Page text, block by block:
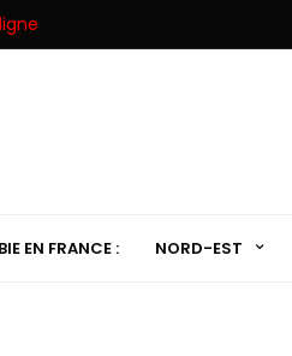
EN FRANCE : NORD-EST